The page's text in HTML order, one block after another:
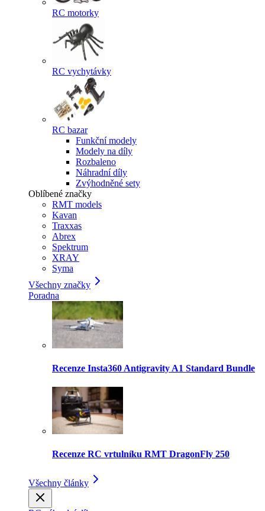
RC motorky
RC vychytávky
RC bazar
Funkční modely
Modely na díly
Rozbaleno
Náhradní díly
Zvýhodněné sety
Oblíbené značky
RMT models
Kavan
Traxxas
Abrex
Spektrum
XRAY
Syma
Všechny značky
Poradna
Recenze Insta360 Antigravity A1 Standard Bundle
Recenze RC vrtulníku RMT DragonFly 250
Všechny články